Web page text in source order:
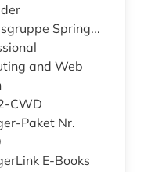
Spring...
and Web
CWD
Paket Nr.
E-Books